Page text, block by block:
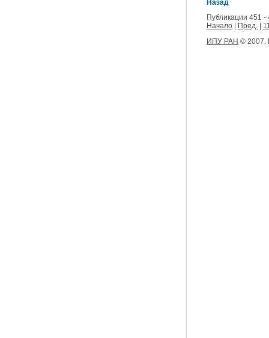
Назад
Публикации 451 -
Начало
Пред.
ИПУ РАН © 2007.